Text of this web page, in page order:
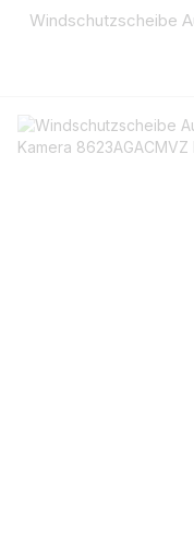
Windschutzscheibe